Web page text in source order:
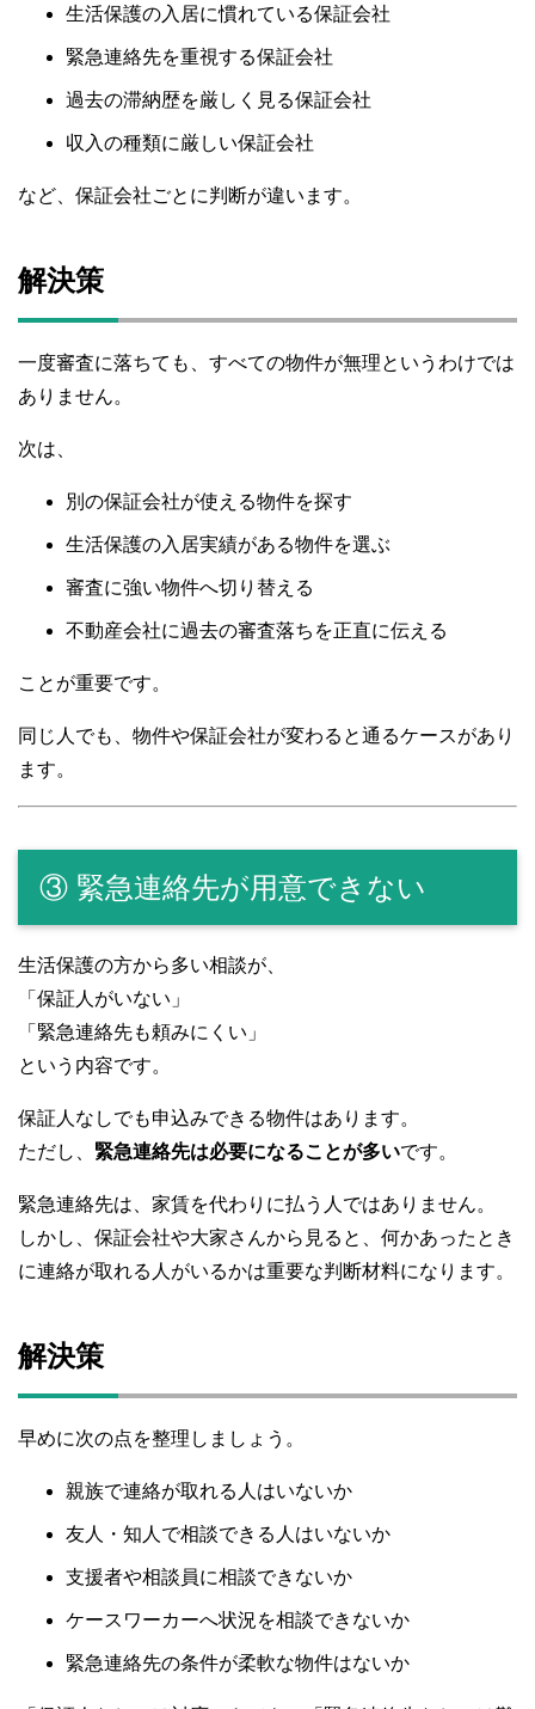
生活保護の入居に慣れている保証会社
緊急連絡先を重視する保証会社
過去の滞納歴を厳しく見る保証会社
収入の種類に厳しい保証会社
など、保証会社ごとに判断が違います。
解決策
一度審査に落ちても、すべての物件が無理というわけでは
ありません。
次は、
別の保証会社が使える物件を探す
生活保護の入居実績がある物件を選ぶ
審査に強い物件へ切り替える
不動産会社に過去の審査落ちを正直に伝える
ことが重要です。
同じ人でも、物件や保証会社が変わると通るケースがあり
ます。
③ 緊急連絡先が用意できない
生活保護の方から多い相談が、
「保証人がいない」
「緊急連絡先も頼みにくい」
という内容です。
保証人なしでも申込みできる物件はあります。
ただし、 緊急連絡先は必要になることが多いです。
緊急連絡先は、家賃を代わりに払う人ではありません。
しかし、保証会社や大家さんから見ると、何かあったとき
に連絡が取れる人がいるかは重要な判断材料になります。
解決策
早めに次の点を整理しましょう。
親族で連絡が取れる人はいないか
友人・知人で相談できる人はいないか
支援者や相談員に相談できないか
ケースワーカーへ状況を相談できないか
緊急連絡先の条件が柔軟な物件はないか